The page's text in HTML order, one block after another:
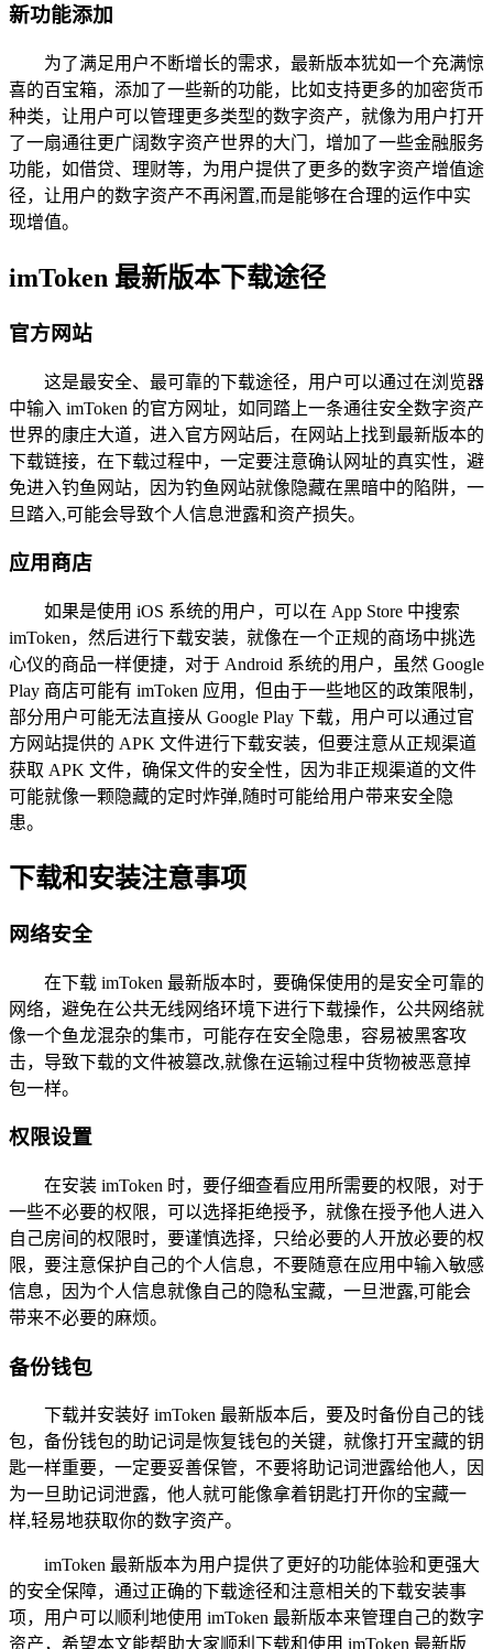
新功能添加
为了满足用户不断增长的需求，最新版本犹如一个充满惊
喜的百宝箱，添加了一些新的功能，比如支持更多的加密货币
种类，让用户可以管理更多类型的数字资产，就像为用户打开
了一扇通往更广阔数字资产世界的大门，增加了一些金融服务
功能，如借贷、理财等，为用户提供了更多的数字资产增值途
径，让用户的数字资产不再闲置,而是能够在合理的运作中实
现增值。
imToken 最新版本下载途径
官方网站
这是最安全、最可靠的下载途径，用户可以通过在浏览器
中输入 imToken 的官方网址，如同踏上一条通往安全数字资产
世界的康庄大道，进入官方网站后，在网站上找到最新版本的
下载链接，在下载过程中，一定要注意确认网址的真实性，避
免进入钓鱼网站，因为钓鱼网站就像隐藏在黑暗中的陷阱，一
旦踏入,可能会导致个人信息泄露和资产损失。
应用商店
如果是使用 iOS 系统的用户，可以在 App Store 中搜索
imToken，然后进行下载安装，就像在一个正规的商场中挑选
心仪的商品一样便捷，对于 Android 系统的用户，虽然 Google
Play 商店可能有 imToken 应用，但由于一些地区的政策限制，
部分用户可能无法直接从 Google Play 下载，用户可以通过官
方网站提供的 APK 文件进行下载安装，但要注意从正规渠道
获取 APK 文件，确保文件的安全性，因为非正规渠道的文件
可能就像一颗隐藏的定时炸弹,随时可能给用户带来安全隐
患。
下载和安装注意事项
网络安全
在下载 imToken 最新版本时，要确保使用的是安全可靠的
网络，避免在公共无线网络环境下进行下载操作，公共网络就
像一个鱼龙混杂的集市，可能存在安全隐患，容易被黑客攻
击，导致下载的文件被篡改,就像在运输过程中货物被恶意掉
包一样。
权限设置
在安装 imToken 时，要仔细查看应用所需要的权限，对于
一些不必要的权限，可以选择拒绝授予，就像在授予他人进入
自己房间的权限时，要谨慎选择，只给必要的人开放必要的权
限，要注意保护自己的个人信息，不要随意在应用中输入敏感
信息，因为个人信息就像自己的隐私宝藏，一旦泄露,可能会
带来不必要的麻烦。
备份钱包
下载并安装好 imToken 最新版本后，要及时备份自己的钱
包，备份钱包的助记词是恢复钱包的关键，就像打开宝藏的钥
匙一样重要，一定要妥善保管，不要将助记词泄露给他人，因
为一旦助记词泄露，他人就可能像拿着钥匙打开你的宝藏一
样,轻易地获取你的数字资产。
imToken 最新版本为用户提供了更好的功能体验和更强大
的安全保障，通过正确的下载途径和注意相关的下载安装事
项，用户可以顺利地使用 imToken 最新版本来管理自己的数字
资产，希望本文能帮助大家顺利下载和使用 imToken 最新版